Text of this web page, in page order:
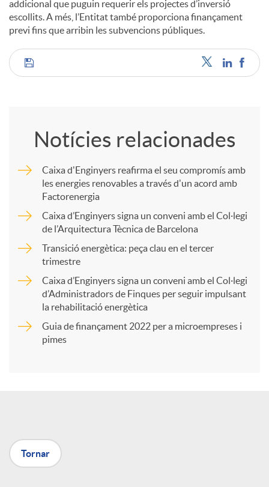
addicional que puguin requerir els projectes d’inversió
escollits. A més, l’Entitat també proporciona finançament
previ fins que arribin les subvencions públiques.
C
m
r
X
Notícies relacionades
Caixa d'Enginyers reafirma el seu compromís amb
les energies renovables a través d'un acord amb
Factorenergia
Caixa d’Enginyers signa un conveni amb el Col·legi
de l’Arquitectura Tècnica de Barcelona
Transició energètica: peça clau en el tercer
trimestre
Caixa d’Enginyers signa un conveni amb el Col·legi
d’Administradors de Finques per seguir impulsant
la rehabilitació energètica
Guia de finançament 2022 per a microempreses i
pimes
Tornar